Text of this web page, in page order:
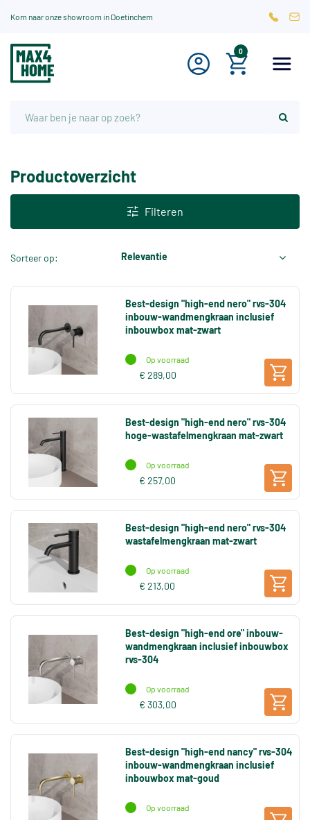
Kom naar onze showroom in Doetinchem
0
Productoverzicht
Filteren
Sorteer op: Relevantie
Best-design "high-end nero" rvs-304
inbouw-wandmengkraan inclusief
inbouwbox mat-zwart
Op voorraad
€ 289,00
Best-design "high-end nero" rvs-304
hoge-wastafelmengkraan mat-zwart
Op voorraad
€ 257,00
Best-design "high-end nero" rvs-304
wastafelmengkraan mat-zwart
Op voorraad
€ 213,00
Best-design "high-end ore" inbouw-
wandmengkraan inclusief inbouwbox
rvs-304
Op voorraad
€ 303,00
Best-design "high-end nancy" rvs-304
inbouw-wandmengkraan inclusief
inbouwbox mat-goud
Op voorraad